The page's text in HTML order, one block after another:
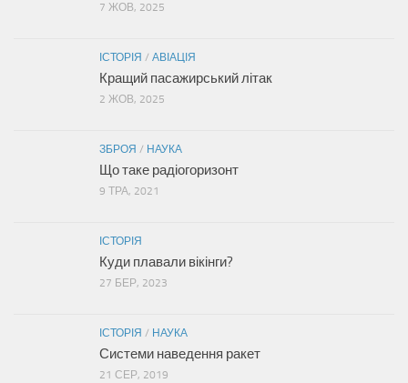
7 ЖОВ, 2025
ІСТОРІЯ / АВІАЦІЯ
Кращий пасажирський літак
2 ЖОВ, 2025
ЗБРОЯ / НАУКА
Що таке радіогоризонт
9 ТРА, 2021
ІСТОРІЯ
Куди плавали вікінги?
27 БЕР, 2023
ІСТОРІЯ / НАУКА
Системи наведення ракет
21 СЕР, 2019